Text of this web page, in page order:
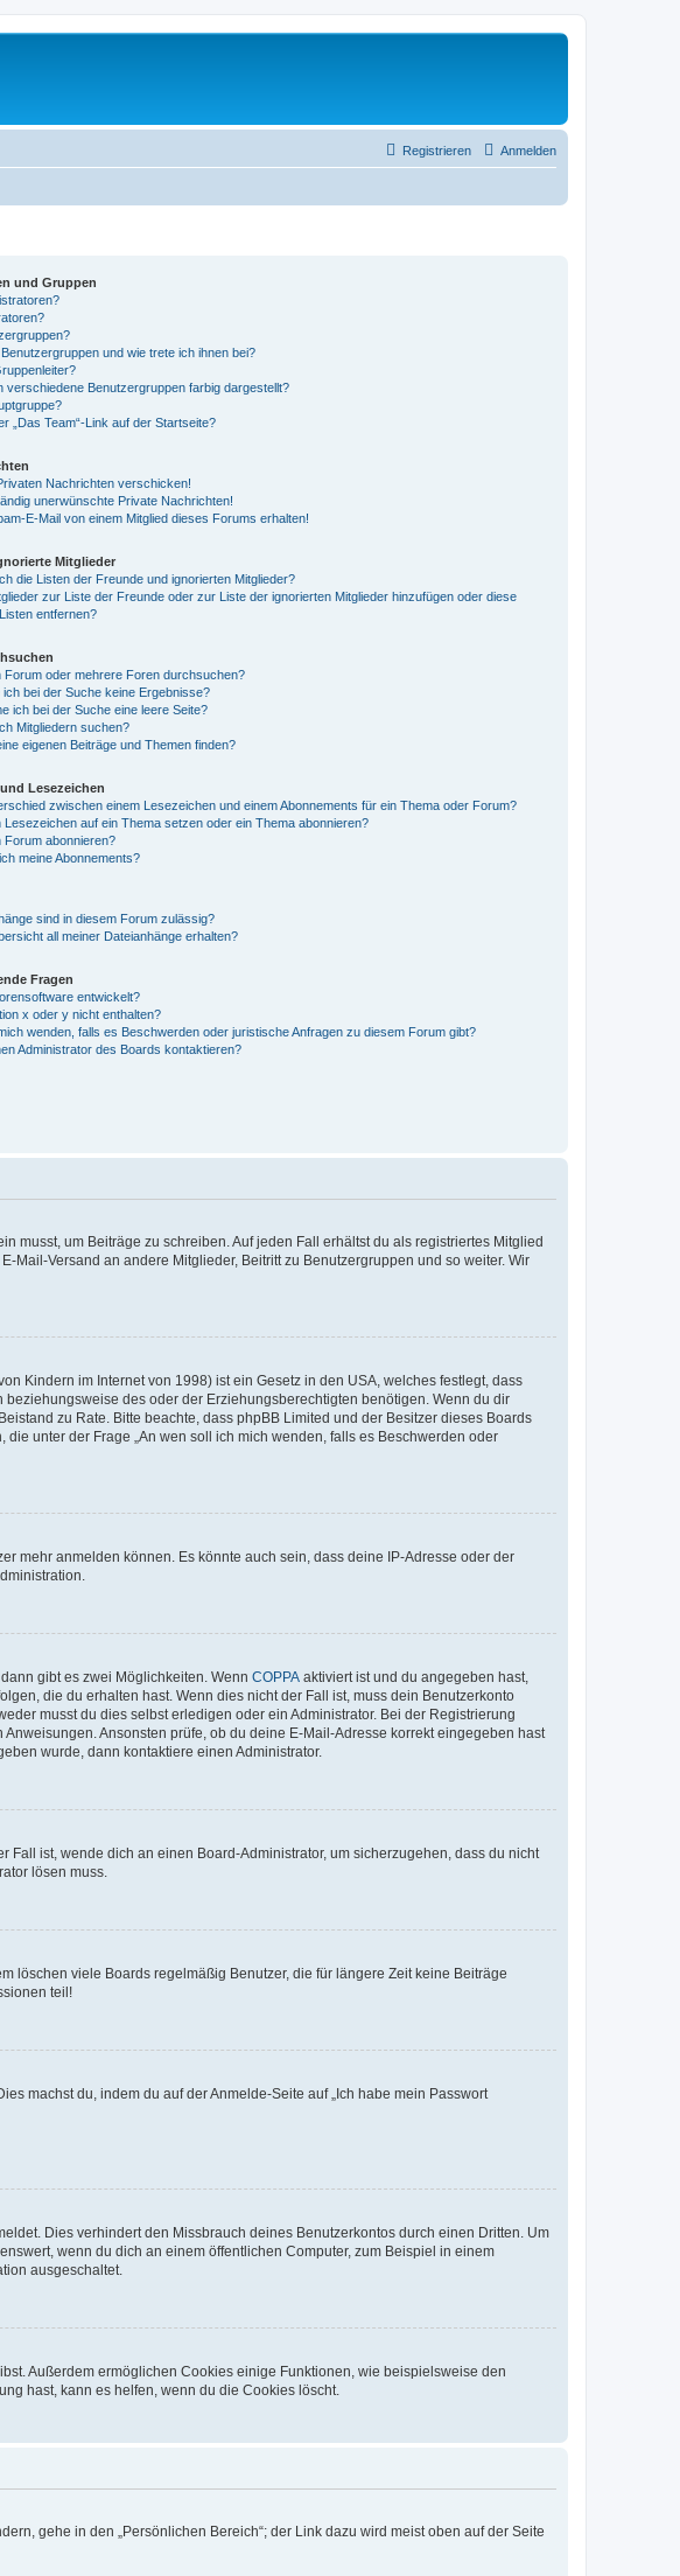
Anmelden
Registrieren
und Gruppen
und wie trete ich ihnen bei?
verschiedene Benutzergruppen farbig dargestellt?
„Das Team“-Link auf der Startseite?
Nachrichten verschicken!
unerwünschte Private Nachrichten!
E-Mail von einem Mitglied dieses Forums erhalten!
Mitglieder
die Listen der Freunde und ignorierten Mitglieder?
zur Liste der Freunde oder zur Liste der ignorierten Mitglieder hinzufügen oder diese
entfernen?
Forum oder mehrere Foren durchsuchen?
ich bei der Suche keine Ergebnisse?
ich bei der Suche eine leere Seite?
Mitgliedern suchen?
eigenen Beiträge und Themen finden?
Lesezeichen
zwischen einem Lesezeichen und einem Abonnements für ein Thema oder Forum?
Lesezeichen auf ein Thema setzen oder ein Thema abonnieren?
Forum abonnieren?
meine Abonnements?
sind in diesem Forum zulässig?
all meiner Dateianhänge erhalten?
Fragen
entwickelt?
x oder y nicht enthalten?
wenden, falls es Beschwerden oder juristische Anfragen zu diesem Forum gibt?
Administrator des Boards kontaktieren?
musst, um Beiträge zu schreiben. Auf jeden Fall erhältst du als registriertes Mitglied
Mail-Versand an andere Mitglieder, Beitritt zu Benutzergruppen und so weiter. Wir
Kindern im Internet von 1998) ist ein Gesetz in den USA, welches festlegt, dass
des oder der Erziehungsberechtigten benötigen. Wenn du dir
zu Rate. Bitte beachte, dass phpBB Limited und der Besitzer dieses Boards
unter der Frage „An wen soll ich mich wenden, falls es Beschwerden oder
mehr anmelden können. Es könnte auch sein, dass deine IP-Adresse oder der
gibt es zwei Möglichkeiten. Wenn COPPA aktiviert ist und du angegeben hast,
die du erhalten hast. Wenn dies nicht der Fall ist, muss dein Benutzerkonto
musst du dies selbst erledigen oder ein Administrator. Bei der Registrierung
Ansonsten prüfe, ob du deine E-Mail-Adresse korrekt eingegeben hast
wurde, dann kontaktiere einen Administrator.
ist, wende dich an einen Board-Administrator, um sicherzugehen, dass du nicht
lösen muss.
löschen viele Boards regelmäßig Benutzer, die für längere Zeit keine Beiträge
teil!
machst du, indem du auf der Anmelde-Seite auf „Ich habe mein Passwort
Dies verhindert den Missbrauch deines Benutzerkontos durch einen Dritten. Um
wenn du dich an einem öffentlichen Computer, zum Beispiel in einem
ausgeschaltet.
Außerdem ermöglichen Cookies einige Funktionen, wie beispielsweise den
hast, kann es helfen, wenn du die Cookies löscht.
gehe in den „Persönlichen Bereich“; der Link dazu wird meist oben auf der Seite